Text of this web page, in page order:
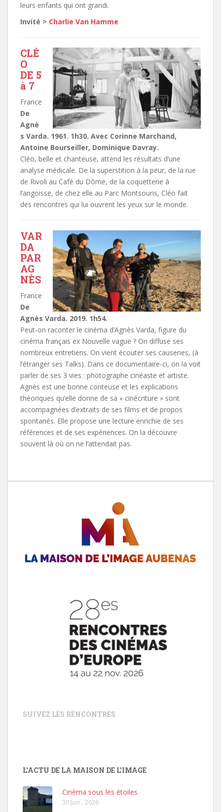
leurs enfants qui ont grandi.
Invité > Charlie Van Hamme
CLÉ
O
DE 5
à 7
France
De
Agnè
s Varda. 1961. 1h30. Avec Corinne Marchand,
Antoine Bourseiller, Dominique Davray.
Cléo, belle et chanteuse, attend les résultats d’une
analyse médicale. De la superstition à la peur, de la rue
de Rivoli au Café du Dôme, de la coquetterie à
l’angoisse, de chez elle au Parc Montsouris, Cléo fait
des rencontres qui lui ouvrent les yeux sur le monde.
VAR
DA
PAR
AG
NÈS
France
De
Agnès Varda. 2019. 1h54.
Peut-on raconter le cinéma d’Agnès Varda, figure du
cinéma français ex Nouvelle vague ? On diffuse ses
nombreux entretiens. On vient écouter ses causeries, (à
l’étranger ses Talks). Dans ce documentaire-ci, on la voit
parler de ses 3 vies : photographe cinéaste et artiste.
Agnès est une bonne conteuse et les explications
théoriques qu’elle donne de sa « cinécriture » sont
accompagnées d’extraits de ses films et de propos
spontanés. Elle propose une lecture enrichie de ses
références et de ses expériences. On la découvre
souvent là où on ne l’attendait pas.
SUIVEZ LES RENCONTRES
L'ACTU DE LA MAISON DE L'IMAGE
Cinéma sous les étoiles
30 Juin , 2026